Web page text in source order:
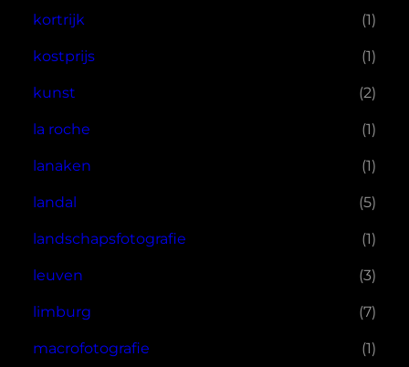
kortrijk (1)
kostprijs (1)
kunst (2)
la roche (1)
lanaken (1)
landal (5)
landschapsfotografie (1)
leuven (3)
limburg (7)
macrofotografie (1)